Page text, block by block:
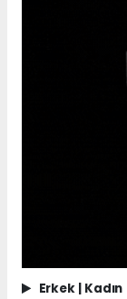
Erkek | Kadın